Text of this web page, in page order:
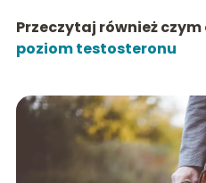
Przeczytaj również
poziom testosteronu